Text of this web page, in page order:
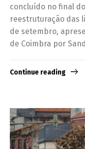
concluído no final
reestruturação das
de setembro,
de Coimbra por
Continue reading